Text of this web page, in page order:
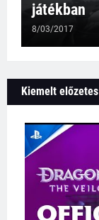
játékban
8/03/2017
Kiemelt előzetes